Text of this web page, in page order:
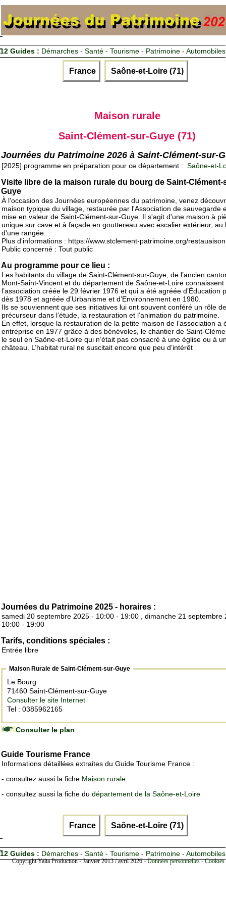
12 Guides : Démarches - Santé - Tourisme - Patrimoine - Automobiles
France Saône-et-Loire (71)
Maison rurale
Saint-Clément-sur-Guye (71)
Journées du Patrimoine 2026 à Saint-Clément-sur-
[2025] programme en préparation pour ce département : Saône-et-
Visite libre de la maison rurale du bourg de Saint-Clément-
Guye
À l'occasion des Journées européennes du patrimoine, venez
maison typique du village, restaurée par l'Association de sauvegarde
mise en valeur de Saint-Clément-sur-Guye. Il s'agit d'une maison à
unique sur cave et à façade en gouttereau avec escalier extérieur, au
d'une rangée.
Plus d'informations : https://www.stclement-patrimoine.org/
Public concerné : Tout public
Au programme pour ce lieu :
Les habitants du village de Saint-Clément-sur-Guye, de l’ancien
Mont-Saint-Vincent et du département de Saône-et-Loire connaissent
l’association créée le 29 février 1976 et qui a été agréée d’Éducation
dès 1978 et agréée d’Urbanisme et d’Environnement en 1980.
Ils se souviennent que ses initiatives lui ont souvent conféré un rôle de
précurseur dans l’étude, la restauration et l’animation du patrimoine.
En effet, lorsque la restauration de la petite maison de l’association a
entreprise en 1977 grâce à des bénévoles, le chantier de Saint-
le seul en Saône-et-Loire qui n’était pas consacré à une église ou à
château. L’habitat rural ne suscitait encore que peu d’intérêt
Journées du Patrimoine 2025 - horaires :
samedi 20 septembre 2025 - 10:00 - 19:00 , dimanche 21 septembre
10:00 - 19:00
Tarifs, conditions spéciales :
Entrée libre
Maison Rurale de Saint-Clément-sur-Guye
Le Bourg
71460 Saint-Clément-sur-Guye
Consulter le site Internet
Tel : 0385962165
Consulter le plan
Guide Tourisme France
Informations détaillées extraites du Guide Tourisme France :
- consultez aussi la fiche Maison rurale
- consultez aussi la fiche du département de la Saône-et-Loire
France Saône-et-Loire (71)
12 Guides : Démarches - Santé - Tourisme - Patrimoine - Automobiles
Copyright Yalta Production - Janvier 2013 / avril 2026 -Données personnelles -